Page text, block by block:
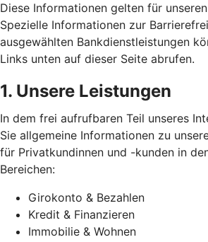
Diese Informationen gelten für
Spezielle Informationen zur
ausgewählten Bankdienstleistungen
Links unten auf dieser Seite abrufen.
1. Unsere Leistungen
In dem frei aufrufbaren Teil unseres
Sie allgemeine Informationen zu
für Privatkundinnen und -kunden in
Bereichen:
Girokonto & Bezahlen
Kredit & Finanzieren
Immobilie & Wohnen